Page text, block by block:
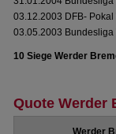
03.12.2003 DFB-
03.05.2003 Bundesliga
10 Siege Werder
Quote Werder
Werder